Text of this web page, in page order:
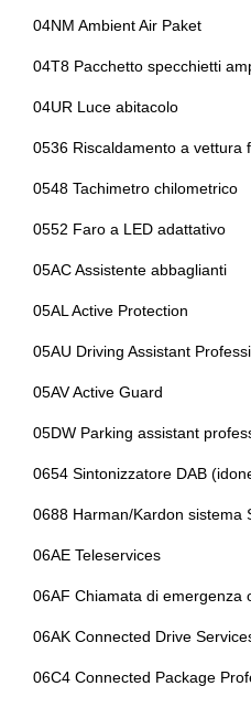
Rete divisoria
Scarico sportivo
Sedile riscaldato lato guidatore
Sedili abbattibili
Sedili anteriori sportivi
Sedili regolabili elettricamente
Sensori di parcheggio anterori
Sensori di pioggia
Servosterzo
Guida uso e manutenzione
04NM Ambient Air Paket
04T8 Pacchetto specchietti
04UR Luce abitacolo
0536 Riscaldamento a vettura
0548 Tachimetro chilometrico
0552 Faro a LED adattativo
05AC Assistente abbaglianti
05AL Active Protection
05AU Driving Assistant
05AV Active Guard
05DW Parking assistant
0654 Sintonizzatore DAB
0688 Harman/Kardon sistema
06AE Teleservices
06AF Chiamata di emergenza
06AK Connected Drive
06C4 Connected Package